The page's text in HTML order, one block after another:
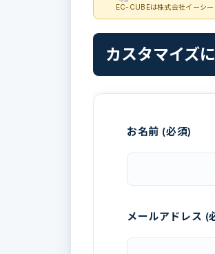
EC-CUBEは株式会社イーシー
カスタマイズ
お名前 (必須)
メールアドレス (